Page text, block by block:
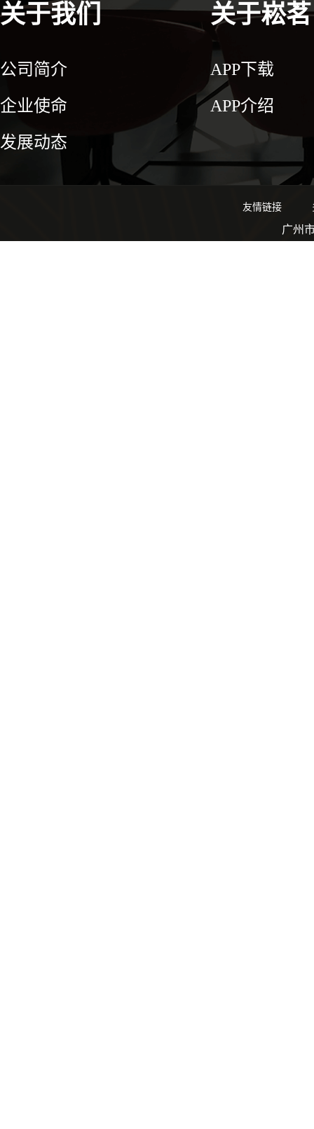
关于我们
公司简介
企业使命
发展动态
关于崧茗
APP下载
APP介绍
友情链接
广州